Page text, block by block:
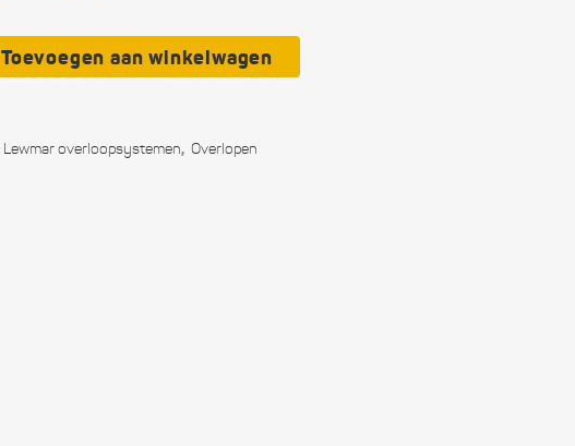
uitrusting
Touwwerk
Toevoegen aan winkelwagen
Lewmar overloop­systemen, Overlopen